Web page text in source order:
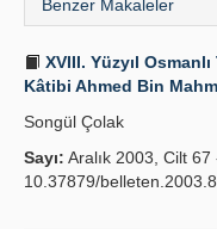
Benzer Makaleler
XVIII. Yüzyıl
Kâtibi Ahmed Bin
Songül Çolak
Sayı: Aralık 2003, Cilt 67
10.37879/